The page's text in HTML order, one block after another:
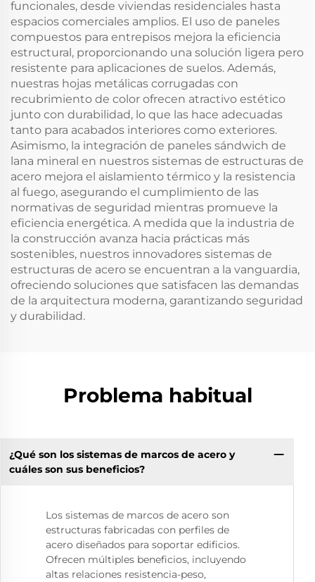
funcionales, desde viviendas residenciales hasta
espacios comerciales amplios. El uso de paneles
compuestos para entrepisos mejora la eficiencia
estructural, proporcionando una solución ligera pero
resistente para aplicaciones de suelos. Además,
nuestras hojas metálicas corrugadas con
recubrimiento de color ofrecen atractivo estético
junto con durabilidad, lo que las hace adecuadas
tanto para acabados interiores como exteriores.
Asimismo, la integración de paneles sándwich de
lana mineral en nuestros sistemas de estructuras de
acero mejora el aislamiento térmico y la resistencia
al fuego, asegurando el cumplimiento de las
normativas de seguridad mientras promueve la
eficiencia energética. A medida que la industria de
la construcción avanza hacia prácticas más
sostenibles, nuestros innovadores sistemas de
estructuras de acero se encuentran a la vanguardia,
ofreciendo soluciones que satisfacen las demandas
de la arquitectura moderna, garantizando seguridad
y durabilidad.
Problema habitual
¿Qué son los sistemas de marcos de acero y
cuáles son sus beneficios?
Los sistemas de marcos de acero son
estructuras fabricadas con perfiles de
acero diseñados para soportar edificios.
Ofrecen múltiples beneficios, incluyendo
altas relaciones resistencia-peso,